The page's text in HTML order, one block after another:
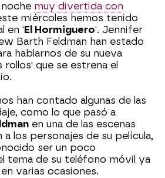
muy divertida con
miércoles hemos tenido
en ' El Hormiguero'. Jennifer
Barth Feldman han estado
hablarnos de su nueva
rollos' que se estrena el
han contado algunas de las
como lo que pasó a
en una de las escenas
a los personajes de su película,
ser un poco
tema de su teléfono móvil ya
varias ocasiones.